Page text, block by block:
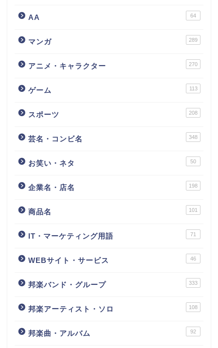
AA 64
マンガ 289
アニメ・キャラクター 270
ゲーム 113
スポーツ 208
芸名・コンビ名 348
お笑い・ネタ 50
企業名・店名 198
商品名 101
IT・マーケティング用語 71
WEBサイト・サービス 46
邦楽バンド・グループ 333
邦楽アーティスト・ソロ 108
邦楽曲・アルバム 92